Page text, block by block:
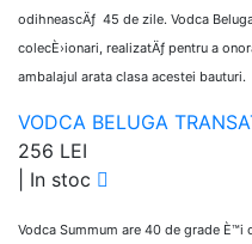
odihneascÄƒ 45 de zile. Vodca
colecÈ›ionari, realizatÄƒ pentru a
ambalajul arata clasa acestei bauturi.
VODCA BELUGA
256 LEI
In stoc
Vodca Summum are 40 de grade È™i